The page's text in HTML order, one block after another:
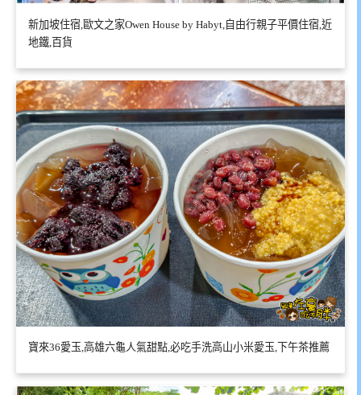
新加坡住宿,歐文之家Owen House by Habyt,自由行親子平價住宿,近
地鐵,百貨
寶來36愛玉,高雄六龜人氣甜點,必吃手洗高山小米愛玉,下午茶推薦